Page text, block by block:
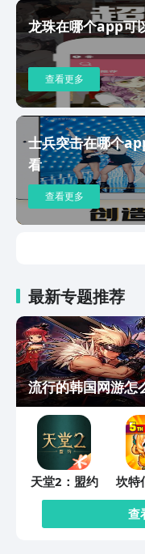
拳拳
父母
代号
酒百
乱世
演生
笑追
厂喜
于和
现场
喜来
《
片之
分
纪安
明 《
题 《
天有
歌》
《王
一
入
神
哆
音乐
小狗
恰
龙珠在哪个app可
查看更多
士兵突击在哪个
看
查看更多
最新专题推荐
流行的韩国网游怎
天堂2：盟约 坎特
与骑
军之
查